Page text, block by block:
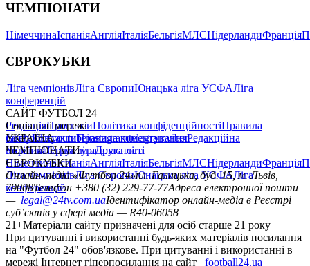
ЧЕМПІОНАТИ
НімеччинаІспаніяАнгліяІталіяБельгіяМЛСНідерландиФранція
ЄВРОКУБКИ
Ліга чемпіонівЛіга ЄвропиЮнацька ліга УЄФАЛіга
конференцій
САЙТ ФУТБОЛ 24
РедакціяПрогнозиПолітика конфіденційностіПравила
сайтуКонтактиПравила коментуванняРедакційна
політикаСтруктура власності
Соціальні мережі
facebookxyoutubeinstagramtelegramviber
УКРАЇНА
УкраїнаПерша лігаДруга ліга
ЧЕМПІОНАТИ
НімеччинаІспаніяАнгліяІталіяБельгіяМЛСНідерландиФранція
ЄВРОКУБКИ
Ліга чемпіонівЛіга ЄвропиЮнацька ліга УЄФАЛіга
конференцій
Онлайн-медіа «Футбол 24»пл. Галицька, буд. 15, м. Львів,
79008Телефон +380 (32) 229-77-77Адреса електронної пошти
— legal@24tv.com.uaІдентифікатор онлайн-медіа в Реєстрі
суб’єктів у сфері медіа — R40-06058
21+Матеріали сайту призначені для осіб старше 21 року
При цитуванні і використанні будь-яких матеріалів посилання
на "Футбол 24" обов'язкове. При цитуванні і використанні в
мережі Інтернет гіперпосилання на сайт
football24.ua